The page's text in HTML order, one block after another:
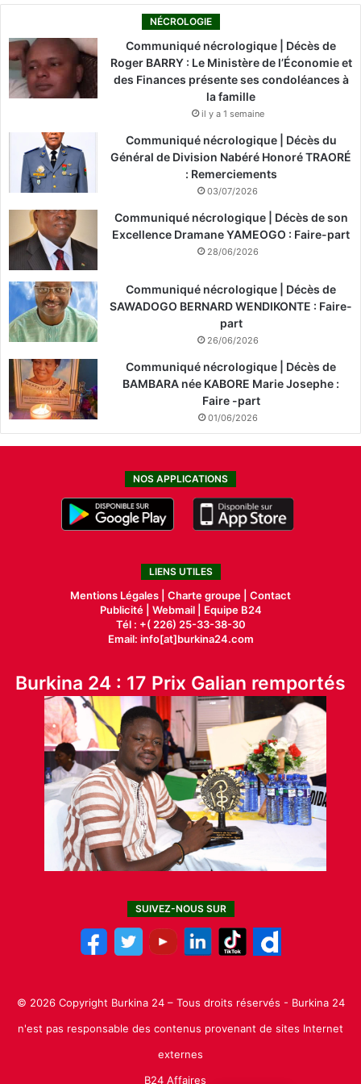
NÉCROLOGIE
Communiqué nécrologique | Décès de
Roger BARRY : Le Ministère de l’Économie et
des Finances présente ses condoléances à
la famille
il y a 1 semaine
Communiqué nécrologique | Décès du
Général de Division Nabéré Honoré TRAORÉ
: Remerciements
03/07/2026
Communiqué nécrologique | Décès de son
Excellence Dramane YAMEOGO : Faire-part
28/06/2026
Communiqué nécrologique | Décès de
SAWADOGO BERNARD WENDIKONTE : Faire-
part
26/06/2026
Communiqué nécrologique | Décès de
BAMBARA née KABORE Marie Josephe :
Faire -part
01/06/2026
NOS APPLICATIONS
LIENS UTILES
Mentions Légales | Charte groupe | Contact
Publicité| Webmail |
Equipe B24
Tél : +( 226) 25-33-38-30
Email: info[at]burkina24.com
Burkina 24 : 17 Prix Galian remportés
SUIVEZ-NOUS SUR
© 2026 Copyright Burkina 24 – Tous droits réservés - Burkina 24
n'est pas responsable des contenus provenant de sites Internet
externes
B24 Affaires